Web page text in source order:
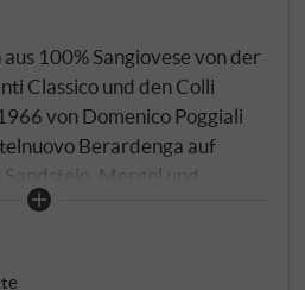
100% Sangiovese von der
Classico und den Colli
von Domenico Poggiali
Berardenga auf
Sandstein, Mergel und
Gärung in
mittlerer Größe.